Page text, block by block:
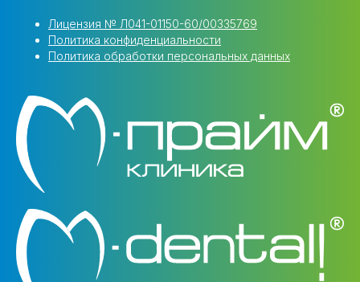
Лицензия № Л041-01150-60/00335769
Политика конфиденциальности
Политика обработки персональных данных